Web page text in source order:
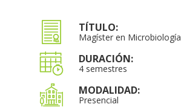
TÍTULO:
Magíster en Microbiología
DURACIÓN:
4 semestres
MODALIDAD:
Presencial